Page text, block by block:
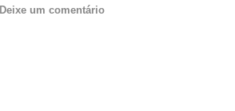
Deixe um comentário